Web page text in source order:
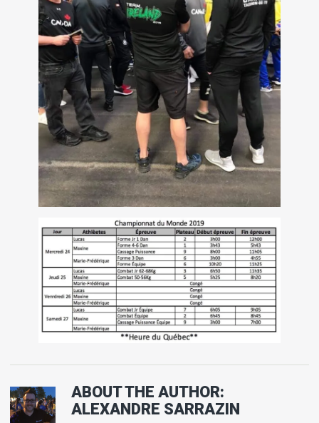
ABOUT THE AUTHOR:
ALEXANDRE SARRAZIN